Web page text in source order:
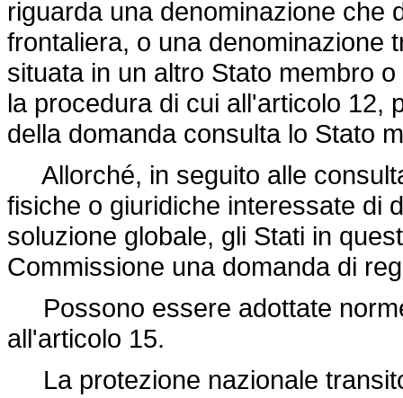
riguarda una denominazione che
frontaliera, o una denominazione
situata in un altro Stato membro
la procedura di cui all'articolo 12,
della domanda consulta lo Stato
Allorché, in seguito alle
fisiche o giuridiche interessate di
soluzione globale, gli Stati in
Commissione una domanda di
Possono essere adottate
all'articolo 15.
La protezione nazionale